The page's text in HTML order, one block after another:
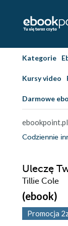
Kategorie
Kursy video
Darmowe
ebookpoint.pl
Codziennie
Uleczę
Tillie Cole
(ebook)
Promocja